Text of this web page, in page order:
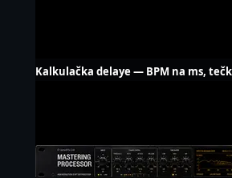
Kalkulačka delaye — BPM na ms,